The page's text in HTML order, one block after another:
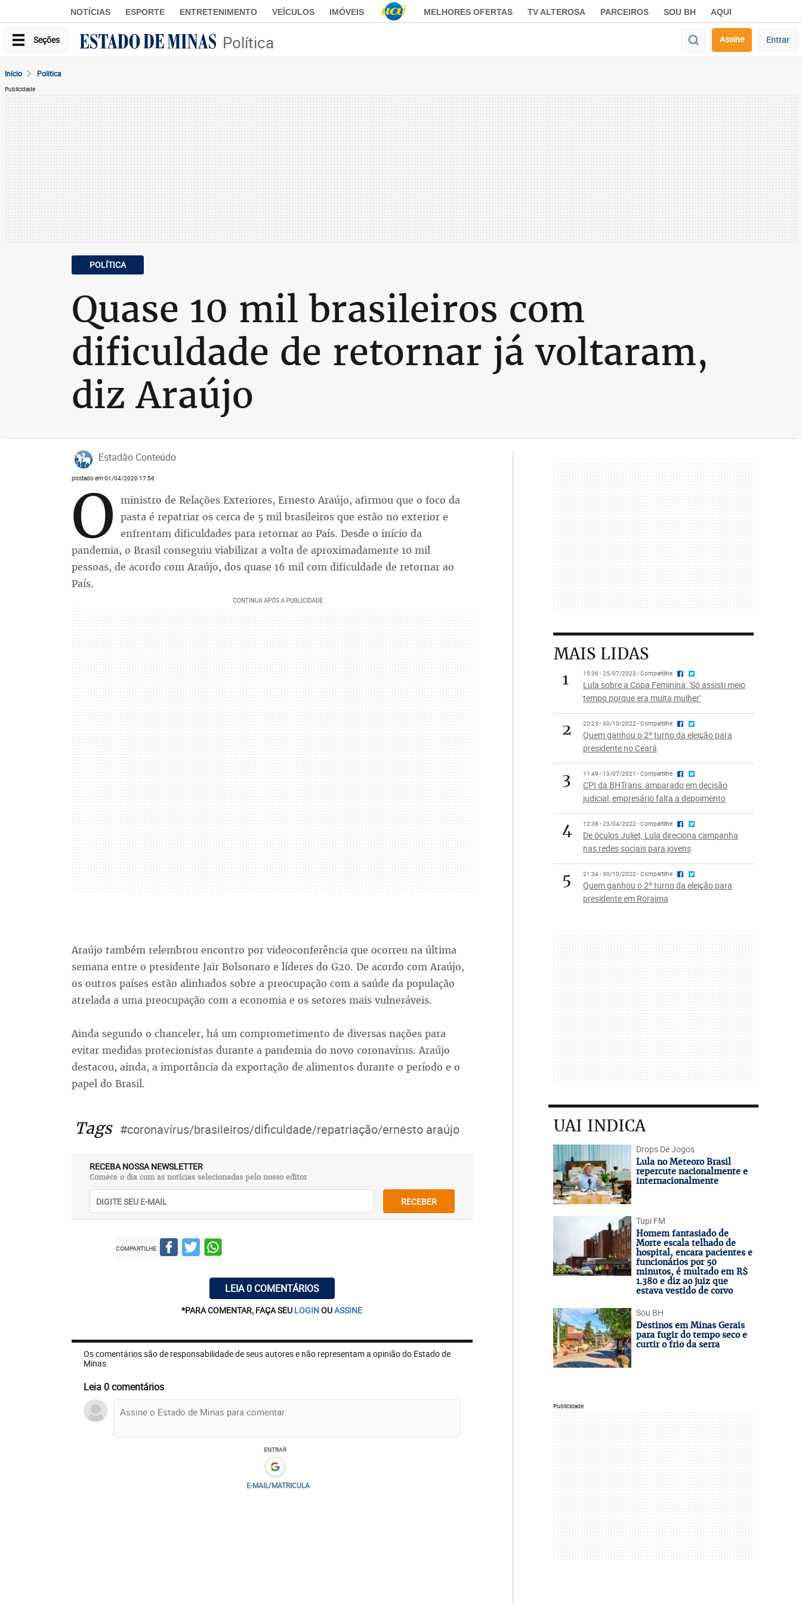
NOTÍCIAS ESPORTE ENTRETENIMENTO VEÍCULOS IMÓVEIS MELHORES OFERTAS TV ALTEROSA PARCEIROS SOU BH AQUI
Seções Política Assine Entrar
Início Politica
Publicidade
POLÍTICA
Quase 10 mil brasileiros com
dificuldade de retornar já voltaram,
diz Araújo
Estadão Conteúdo
postado em 01/04/2020 17:56
O ministro de Relações Exteriores, Ernesto Araújo, afirmou que o foco da
pasta é repatriar os cerca de 5 mil brasileiros que estão no exterior e
enfrentam dificuldades para retornar ao País. Desde o início da
pandemia, o Brasil conseguiu viabilizar a volta de aproximadamente 10 mil
pessoas, de acordo com Araújo, dos quase 16 mil com dificuldade de retornar ao
País.
Araújo também relembrou encontro por videoconferência que ocorreu na última
semana entre o presidente Jair Bolsonaro e líderes do G20. De acordo com Araújo,
os outros países estão alinhados sobre a preocupação com a saúde da população
atrelada a uma preocupação com a economia e os setores mais vulneráveis.
Ainda segundo o chanceler, há um comprometimento de diversas nações para
evitar medidas protecionistas durante a pandemia do novo coronavírus. Araújo
destacou, ainda, a importância da exportação de alimentos durante o período e o
papel do Brasil.
Tags #coronavírus/brasileiros/dificuldade/repatriação/ernesto araújo
RECEBA NOSSA NEWSLETTER
Comece o dia com as notícias selecionadas pelo nosso editor
RECEBER
COMPARTILHE
LEIA 0 COMENTÁRIOS
*PARA COMENTAR, FAÇA SEU LOGINOUASSINE
Os comentários são de responsabilidade de seus autores e não representam a opinião do Estado de
Minas.
Leia 0 comentários
ENTRAR
E-MAIL/MATRICULA
MAIS LIDAS
1
15:36 - 25/07/2023 - Compartilhe
Lula sobre a Copa Feminina: 'Só assisti meio
tempo porque era muita mulher'
2 20:23 - 30/10/2022 - Compartilhe
Quem ganhou o 2º turno da eleição para
presidente no Ceará
3 11:49 - 13/07/2021 - Compartilhe
CPI da BHTrans: amparado em decisão
judicial, empresário falta a depoimento
4 12:38 - 23/04/2022 - Compartilhe
De óculos Juliet, Lula direciona campanha
nas redes sociais para jovens
5 21:34 - 30/10/2022 - Compartilhe
Quem ganhou o 2º turno da eleição para
presidente em Roraima
UAI INDICA
Drops De Jogos
Lula no Meteoro Brasil
repercute nacionalmente e
internacionalmente
Tupi FM
Homem fantasiado de
Morte escala telhado de
hospital, encara pacientes e
funcionários por 50
minutos, é multado em R$
1.380 e diz ao juiz que
estava vestido de corvo
Sou BH
Destinos em Minas Gerais
para fugir do tempo seco e
curtir o frio da serra
Publicidade